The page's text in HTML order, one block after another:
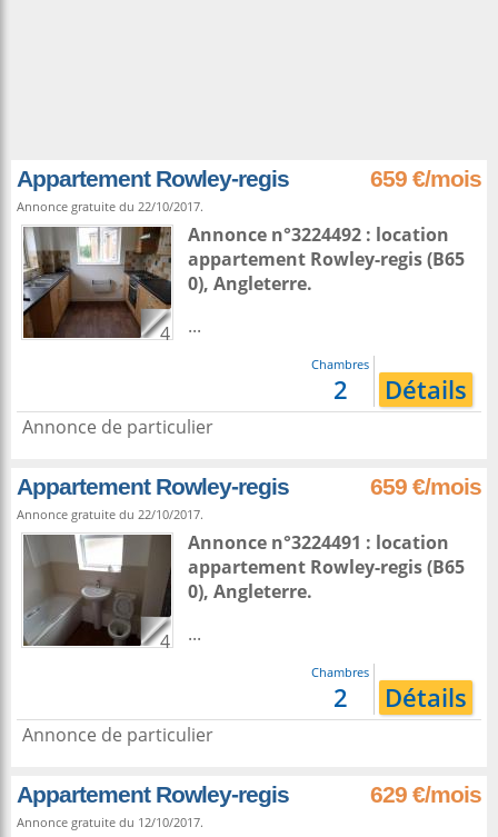
Appartement Rowley-regis 659 €/mois
Annonce gratuite du 22/10/2017.
4
Annonce n°3224492 : location
appartement Rowley-regis(B65
0), Angleterre.
...
Chambres
2 Détails
Annonce de particulier
Appartement Rowley-regis 659 €/mois
Annonce gratuite du 22/10/2017.
4
Annonce n°3224491 : location
appartement Rowley-regis(B65
0), Angleterre.
...
Chambres
2 Détails
Annonce de particulier
Appartement Rowley-regis 629 €/mois
Annonce gratuite du 12/10/2017.